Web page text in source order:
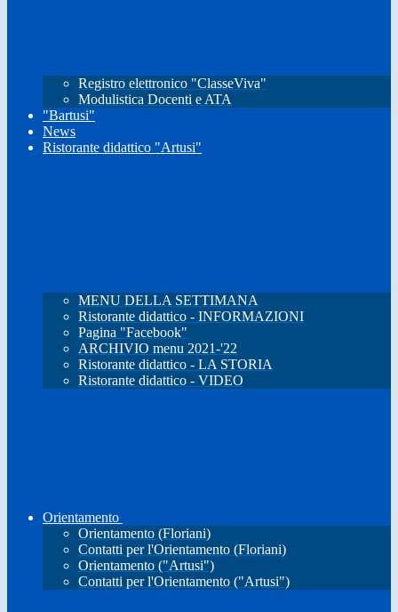
Registro elettronico "ClasseViva"
Modulistica Docenti e ATA
"Bartusi"
News
Ristorante didattico "Artusi"
MENU DELLA SETTIMANA
Ristorante didattico - INFORMAZIONI
Pagina "Facebook"
ARCHIVIO menu 2021-'22
Ristorante didattico - LA STORIA
Ristorante didattico - VIDEO
Orientamento
Orientamento (Floriani)
Contatti per l'Orientamento (Floriani)
Orientamento ("Artusi")
Contatti per l'Orientamento ("Artusi")